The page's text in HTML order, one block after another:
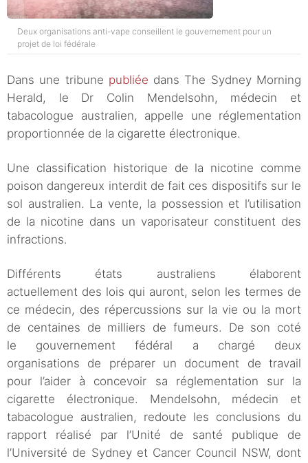
Deux organisations anti-vape conseillent le gouvernement pour un
projet de loi fédérale
Dans une tribune publiée dans The Sydney Morning
Herald, le Dr Colin Mendelsohn, médecin et
tabacologue australien, appelle une réglementation
proportionnée de la cigarette électronique.
Une classification historique de la nicotine comme
poison dangereux interdit de fait ces dispositifs sur le
sol australien. La vente, la possession et l’utilisation
de la nicotine dans un vaporisateur constituent des
infractions.
Différents états australiens élaborent
actuellement des lois qui auront, selon les termes de
ce médecin, des répercussions sur la vie ou la mort
de centaines de milliers de fumeurs. De son coté
le gouvernement fédéral a chargé deux
organisations de préparer un document de travail
pour l’aider à concevoir sa réglementation sur la
cigarette électronique. Mendelsohn, médecin et
tabacologue australien, redoute les conclusions du
rapport réalisé par l’Unité de santé publique de
l’Université de Sydney et Cancer Council NSW, dont